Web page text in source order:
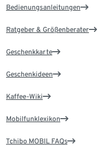
Bedienungsanleitungen
Ratgeber & Größenberater
Geschenkkarte
Geschenkideen
Kaffee-Wiki
Mobilfunklexikon
Tchibo MOBIL FAQs